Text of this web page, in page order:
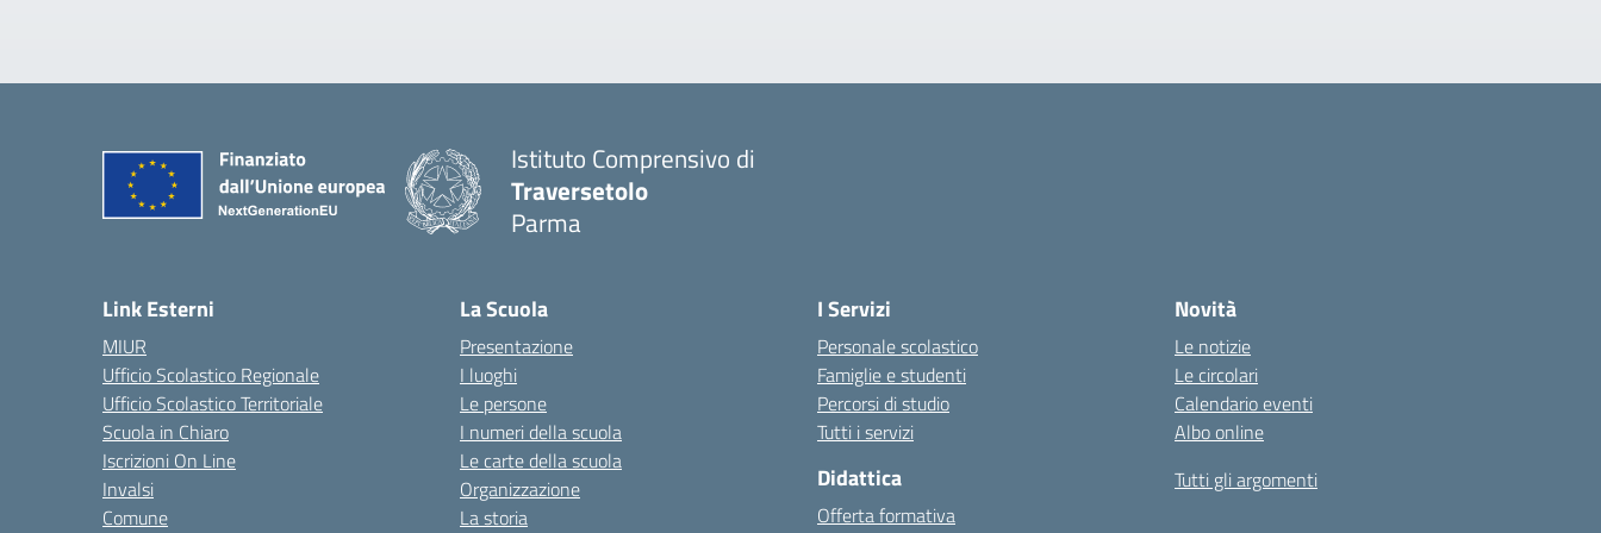
Istituto Comprensivo di
Traversetolo
Parma
Link Esterni
MIUR
Ufficio Scolastico Regionale
Ufficio Scolastico Territoriale
Scuola in Chiaro
Iscrizioni On Line
Invalsi
Comune
La Scuola
Presentazione
I luoghi
Le persone
I numeri della scuola
Le carte della scuola
Organizzazione
La storia
I Servizi
Personale scolastico
Famiglie e studenti
Percorsi di studio
Tutti i servizi
Didattica
Offerta formativa
Novità
Le notizie
Le circolari
Calendario eventi
Albo online
Tutti gli argomenti